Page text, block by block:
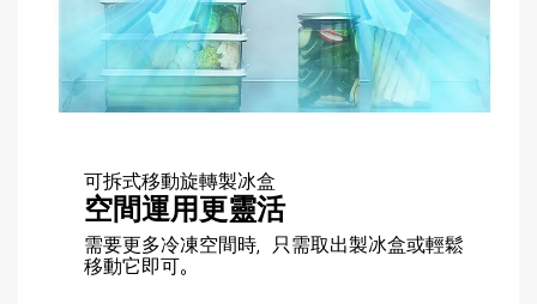
可拆式移動旋轉製冰盒
空間運用更靈活
需要更多冷凍空間時，只需取出製冰盒或輕鬆
移動它即可。